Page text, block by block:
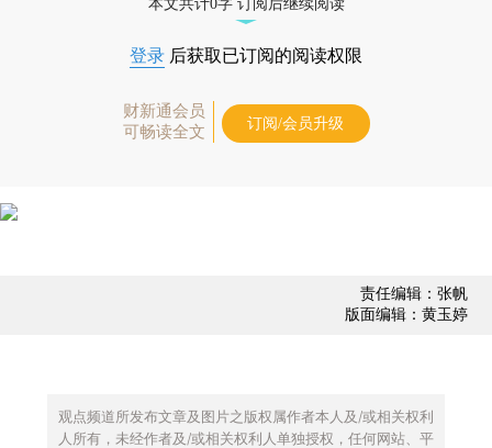
本文共计0字 订阅后继续阅读
登录 后获取已订阅的阅读权限
财新通会员
可畅读全文
订阅/会员升级
责任编辑：张帆
版面编辑：黄玉婷
观点频道所发布文章及图片之版权属作者本人及/或相关权利
人所有，未经作者及/或相关权利人单独授权，任何网站、平